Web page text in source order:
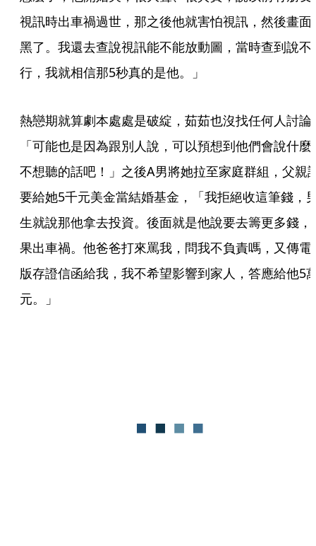
視訊時出車禍過世，那之後他就害怕視訊，然後畫面
黑了。我還去查說視訊能不能放動圖，當時查到說不
行，我就相信那5秒真的是他。」
熱戀期就算劇本處處是破綻，茹茹也沒找任何人討論
「可能也是因為跟別人說，可以預想到他們會說什麼
不想聽的話吧！」之後A男將她拉至家庭群組，父親
要給她5千元美金當結婚基金，「我拒絕收這筆錢，
生就說那他拿去投資。後面就是他說要去籌更多錢，
果出車禍。他爸爸打來罵我，問我不負責嗎，又傳電
版存證信函給我，我不希望影響到家人，答應給他5
元。」